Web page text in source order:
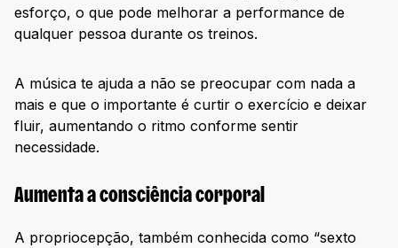
esforço, o que pode melhorar a performance de
qualquer pessoa durante os treinos.
A música te ajuda a não se preocupar com nada a
mais e que o importante é curtir o exercício e deixar
fluir, aumentando o ritmo conforme sentir
necessidade.
Aumenta a consciência corporal
A propriocepção, também conhecida como “sexto